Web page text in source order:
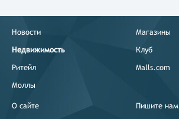
Новости
Недвижимость
Ритейл
Моллы
Магазины
Клуб
Malls.com
О сайте Пишите нам